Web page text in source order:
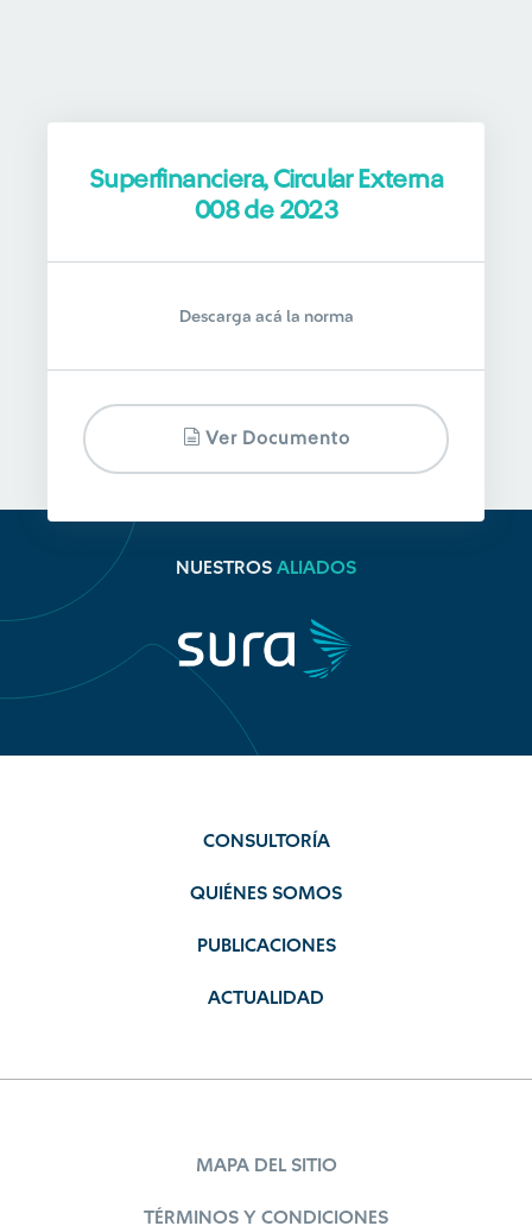
Superfinanciera, Circular Externa
008 de 2023
Descarga acá la norma
Ver Documento
NUESTROS ALIADOS
CONSULTORÍA
QUIÉNES SOMOS
PUBLICACIONES
ACTUALIDAD
MAPA DEL SITIO
TÉRMINOS Y CONDICIONES